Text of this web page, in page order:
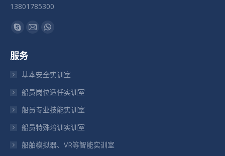
13801785300
找到我们：
Skype
在
新
口
中
打
Mail
新
口
中
打
Whatsapp
新
口
中
打
服务
基本安全实训室
船员岗位适任实训室
船员专业技能实训室
船员特殊培训实训室
船舶模拟器、VR等智能实训室